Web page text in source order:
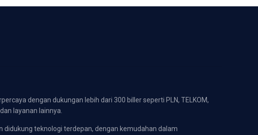
dengan dukungan lebih dari 300 biller seperti PLN, TELKOM,
layanan lainnya.
teknologi terdepan, dengan kemudahan dalam